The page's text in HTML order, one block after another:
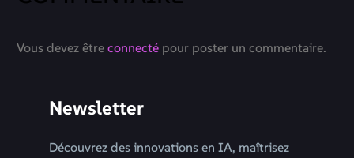
Vous devez être connecté pour poster un commentaire.
Newsletter
Découvrez des innovations en IA, maîtrisez